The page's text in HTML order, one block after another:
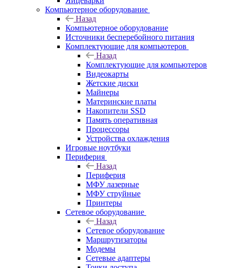
Компьютерное оборудование
Назад
Компьютерное оборудование
Источники бесперебойного питания
Комплектующие для компьютеров
Назад
Комплектующие для компьютеров
Видеокарты
Жетские диски
Майнеры
Материнские платы
Накопители SSD
Память оперативная
Процессоры
Устройства охлаждения
Игровые ноутбуки
Периферия
Назад
Периферия
МФУ лазерные
МФУ струйные
Принтеры
Сетевое оборудование
Назад
Сетевое оборудование
Маршрутизаторы
Модемы
Сетевые адаптеры